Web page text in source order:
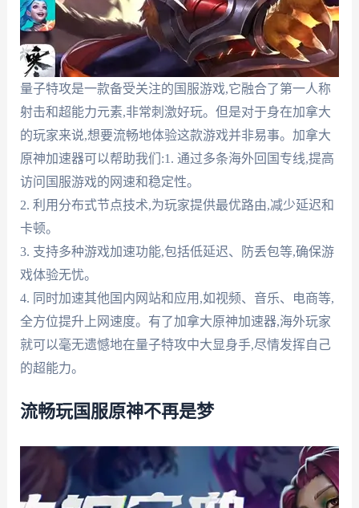
量子特攻是一款备受关注的国服游戏,它融合了第一人称
射击和超能力元素,非常刺激好玩。但是对于身在加拿大
的玩家来说,想要流畅地体验这款游戏并非易事。加拿大
原神加速器可以帮助我们:1. 通过多条海外回国专线,提高
访问国服游戏的网速和稳定性。
2. 利用分布式节点技术,为玩家提供最优路由,减少延迟和
卡顿。
3. 支持多种游戏加速功能,包括低延迟、防丢包等,确保游
戏体验无忧。
4. 同时加速其他国内网站和应用,如视频、音乐、电商等,
全方位提升上网速度。有了加拿大原神加速器,海外玩家
就可以毫无遗憾地在量子特攻中大显身手,尽情发挥自己
的超能力。
流畅玩国服原神不再是梦